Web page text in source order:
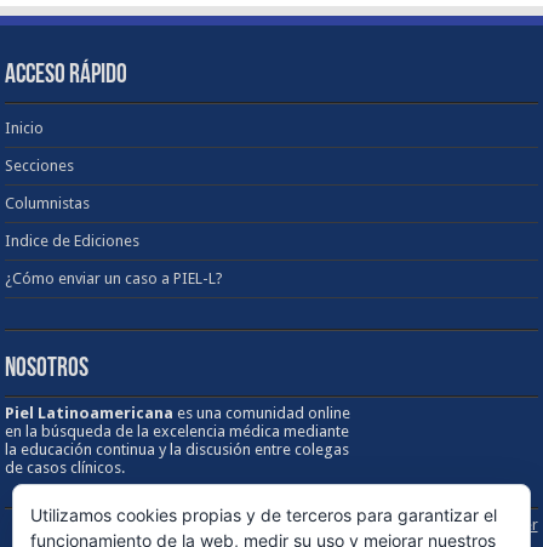
ACCESO RÁPIDO
Inicio
Secciones
Columnistas
Indice de Ediciones
¿Cómo enviar un caso a PIEL-L?
NOSOTROS
Piel Latinoamericanaes una comunidad online
en la búsqueda de la excelencia médica mediante
la educación continua y la discusión entre colegas
de casos clínicos.
Sobre los Derechos de Autor / Disclaimer
Utilizamos cookies propias y de terceros para garantizar el
funcionamiento de la web, medir su uso y mejorar nuestros